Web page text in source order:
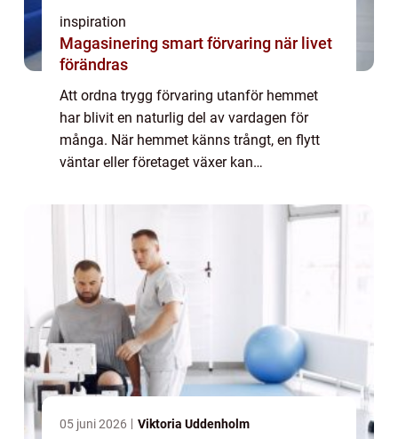
inspiration
Magasinering smart förvaring när livet
förändras
Att ordna trygg förvaring utanför hemmet
har blivit en naturlig del av vardagen för
många. När hemmet känns trångt, en flytt
väntar eller företaget växer kan
andrum. Rätt förråd gör det enklare att
behålla kontr...
05 juni 2026 Viktoria Uddenholm